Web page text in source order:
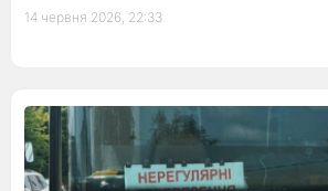
14 червня 2026, 22:33